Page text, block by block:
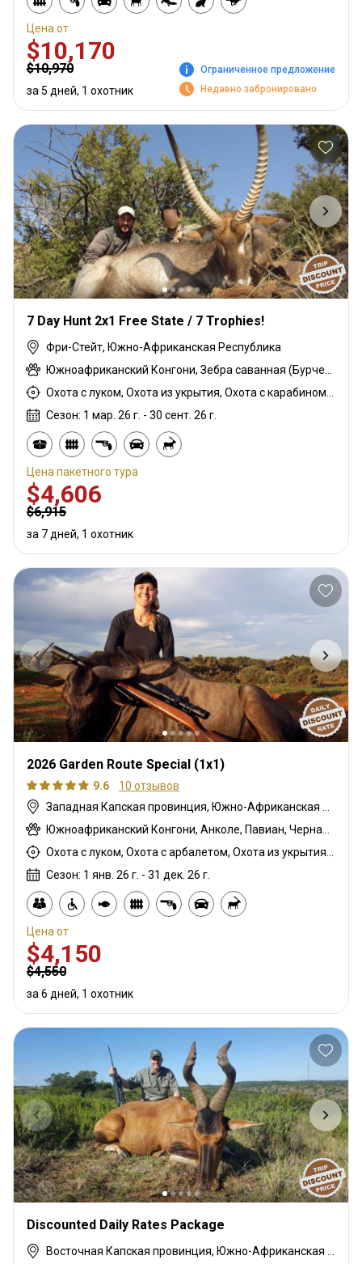
Цена от
$10,170
$10,970
за 5 дней, 1 охотник
Ограниченное предложение
Недавно забронировано
7 Day Hunt 2x1 Free State / 7 Trophies!
Фри-Стейт, Южно-Африканская Республика
Сезон: 1 мар. 26 г. - 30 сент. 26 г.
Цена пакетного тура
$4,606
$6,915
за 7 дней, 1 охотник
2026 Garden Route Special (1x1)
9.6
10 отзывов
Западная Капская провинция, Южно-Африканская Республика
Южноафриканский Конгони, Анколе, Павиан, Черная импала, Спрингбок чёрный, Гну белохвостый, Гну голубой, Бонтбок, Зебра саванная (Бурчеллова), Бушпиг (кустарниковая свинья), Буйвол африканский, Бушбок капский, Иланд капский, Грисбок капский, Каракал, Блесбок, Дукер кустарниковый, Болотный козел, Спрингбок, Блесбок медный, Спрингбок медный, Утка, Куду восточно-капский, Лань, Турач, Орикс, Жираф, Гемсбок золотой, Гну золотой, Гусь, Косуля, Заяц, Цесарка шлемоносная, Импала, Спрингбок королевский, Королевский Гну, Антилопа прыгун, Редунка горный, Ньяла, Страус, Дикобраз, Личи красный, Роан, Гну королевский, Соболь, Блесбок седловидный, Импала седловидный, Стенбок, Козёл водный, Бонтбок белый, Белый спрингбок, Импала белобокая
Охота с луком, Охота с арбалетом, Охота из укрытия, Охота с карабином, Охота с подхода
Сезон: 1 янв. 26 г. - 31 дек. 26 г.
Цена от
$4,150
$4,550
за 6 дней, 1 охотник
Discounted Daily Rates Package